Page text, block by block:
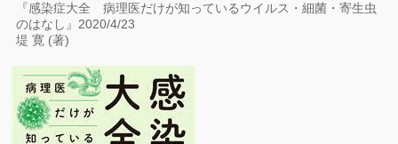
『感染症大全 病理医だけが知っているウイルス・細菌・寄生虫
のはなし』2020/4/23
堤 寛 (著)